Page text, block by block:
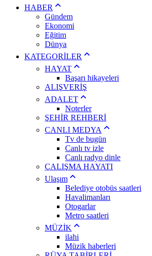
HABER
Gündem
Ekonomi
Eğitim
Dünya
KATEGORİLER
HAYAT
Başarı hikayeleri
ALIŞVERİŞ
ADALET
Noterler
ŞEHİR REHBERİ
CANLI MEDYA
Tv de bugün
Canlı tv izle
Canlı radyo dinle
ÇALIŞMA HAYATI
Ulaşım
Belediye otobüs saatleri
Havalimanları
Otogarlar
Metro saatleri
MÜZİK
ilahi
Müzik haberleri